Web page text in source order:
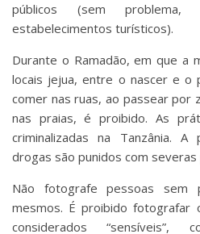
públicos (sem
estabelecimentos turísticos).
Durante o Ramadão, em que a
locais jejua, entre o nascer e
comer nas ruas, ao passear por
nas praias, é proibido. As
criminalizadas na Tanzânia.
drogas são punidos com
Não fotografe pessoas sem
mesmos. É proibido fotografar
considerados “sensíveis”,